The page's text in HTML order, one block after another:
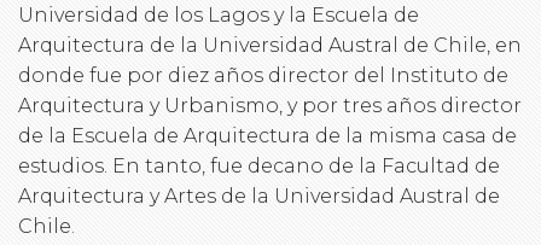
Universidad de los Lagos y la Escuela de
Arquitectura de la Universidad Austral de Chile, en
donde fue por diez años director del Instituto de
Arquitectura y Urbanismo, y por tres años director
de la Escuela de Arquitectura de la misma casa de
estudios. En tanto, fue decano de la Facultad de
Arquitectura y Artes de la Universidad Austral de
Chile.